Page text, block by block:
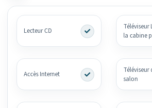
Lecteur CD
Téléviseur
la cabine
Accès Internet
Téléviseur
salon